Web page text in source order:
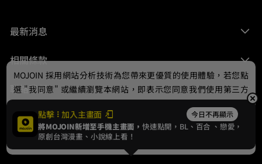
最新消息
相關條款
聯絡我們
© 2024 gamania Digital Entertainment Co., Ltd.
點擊 加入主畫面 今日不再顯示
將MOJOIN新增至手機主畫面，快速點開，BL、 百合 、戀愛，
原創台灣漫畫、小說線上看！
MOJOIN 採用網站分析技術為您帶來更優質的使用體驗，若您點
選 "我同意" 或繼續瀏覽本網站，即表示您同意我們使用第三方
Cookie，欲瞭解更多資訊請見隱私權政策。
我同意